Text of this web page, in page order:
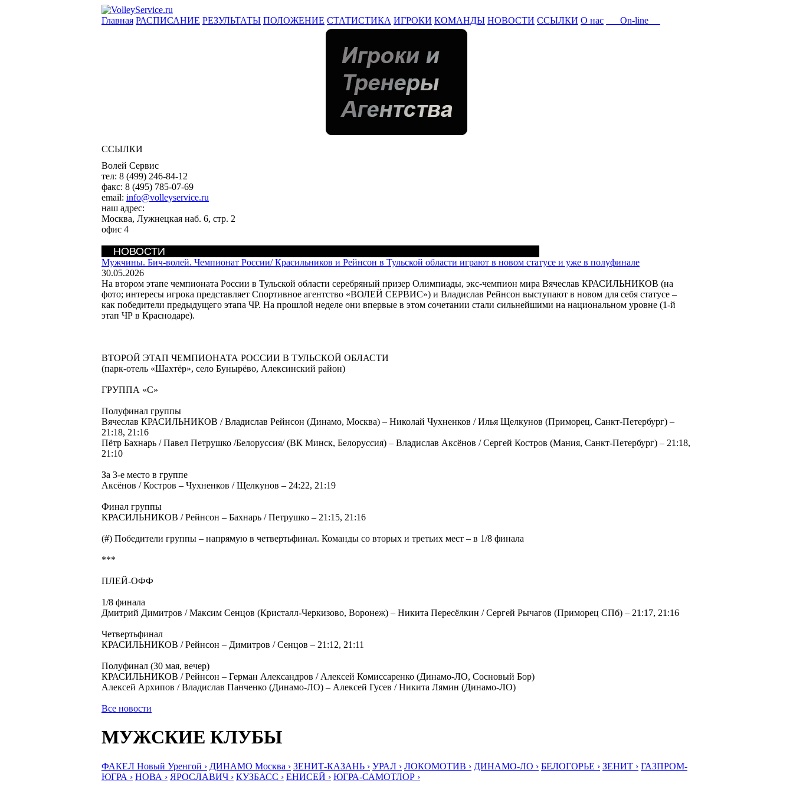
Главная РАСПИСАНИЕ РЕЗУЛЬТАТЫ ПОЛОЖЕНИЕ СТАТИСТИКА ИГРОКИ КОМАНДЫ НОВОСТИ ССЫЛКИ О нас On-line
ССЫЛКИ
Волей Сервис
тел: 8 (499) 246-84-12
факс: 8 (495) 785-07-69
email: info@volleyservice.ru
наш адрес:
Москва, Лужнецкая наб. 6, стр. 2
офис 4
НОВОСТИ
Мужчины. Бич-волей. Чемпионат России/Красильников и Рейнсон в Тульской области играют в новом статусе и уже в полуфинале
30.05.2026
На втором этапе чемпионата России в Тульской области серебряный призер Олимпиады, экс-чемпион мира Вячеслав КРАСИЛЬНИКОВ (на
фото; интересы игрока представляет Спортивное агентство «ВОЛЕЙ СЕРВИС») и Владислав Рейнсон выступают в новом для себя статусе –
как победители предыдущего этапа ЧР. На прошлой неделе они впервые в этом сочетании стали сильнейшими на национальном уровне (1-й
этап ЧР в Краснодаре).
ВТОРОЙ ЭТАП ЧЕМПИОНАТА РОССИИ В ТУЛЬСКОЙ ОБЛАСТИ
(парк-отель «Шахтёр», село Бунырёво, Алексинский район)
ГРУППА «С»
Полуфинал группы
Вячеслав КРАСИЛЬНИКОВ / Владислав Рейнсон (Динамо, Москва) – Николай Чухненков / Илья Щелкунов (Приморец, Санкт-Петербург) –
21:18, 21:16
Пётр Бахнарь / Павел Петрушко /Белоруссия/ (ВК Минск, Белоруссия) – Владислав Аксёнов / Сергей Костров (Мания, Санкт-Петербург) – 21:18,
21:10
За 3-е место в группе
Аксёнов / Костров – Чухненков / Щелкунов – 24:22, 21:19
Финал группы
КРАСИЛЬНИКОВ / Рейнсон – Бахнарь / Петрушко – 21:15, 21:16
(#) Победители группы – напрямую в четвертьфинал. Команды со вторых и третьих мест – в 1/8 финала
***
ПЛЕЙ-ОФФ
1/8 финала
Дмитрий Димитров / Максим Сенцов (Кристалл-Черкизово, Воронеж) – Никита Пересёлкин / Сергей Рычагов (Приморец СПб) – 21:17, 21:16
Четвертьфинал
КРАСИЛЬНИКОВ / Рейнсон – Димитров / Сенцов – 21:12, 21:11
Полуфинал (30 мая, вечер)
КРАСИЛЬНИКОВ / Рейнсон – Герман Александров / Алексей Комиссаренко (Динамо-ЛО, Сосновый Бор)
Алексей Архипов / Владислав Панченко (Динамо-ЛО) – Алексей Гусев / Никита Лямин (Динамо-ЛО)
Все новости
МУЖСКИЕ КЛУБЫ
ФАКЕЛ Новый Уренгой › ДИНАМО Москва › ЗЕНИТ-КАЗАНЬ › УРАЛ › ЛОКОМОТИВ › ДИНАМО-ЛО › БЕЛОГОРЬЕ › ЗЕНИТ › ГАЗПРОМ-
ЮГРА › НОВА › ЯРОСЛАВИЧ › КУЗБАСС › ЕНИСЕЙ › ЮГРА-САМОТЛОР ›